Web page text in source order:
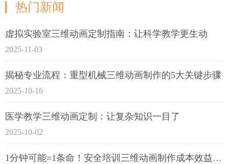
热门新闻
虚拟实验室三维动画定制指南：让科学教学更生动
2025-11-03
揭秘专业流程：重型机械三维动画制作的5大关键步骤
2025-10-16
医学教学三维动画定制：让复杂知识一目了
2025-10-02
1分钟可能=1条命！安全培训三维动画制作成本效益深度拆解